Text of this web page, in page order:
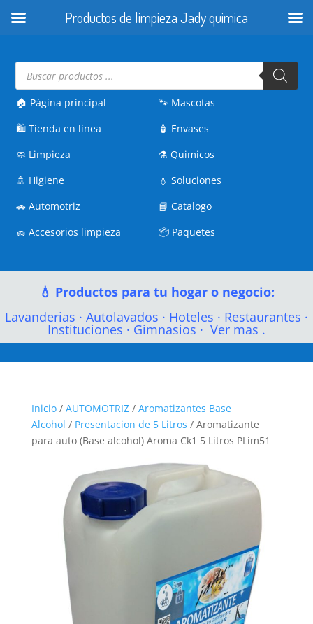
Búsqueda
productos
🏠 Página principal
🛍️Tienda en línea
🧼 Limpieza
🚿 Higiene
🚗Automotriz
🧽Accesorios limpieza
🐾 Mascotas
🧴 Envases
⚗️Quimicos
💧Soluciones
📘Catalogo
📦 Paquetes
💧 Productos para tu hogar o negocio:
Lavanderias · Autolavados · Hoteles · Restaurantes ·
Instituciones · Gimnasios · Ver mas .
Inicio/ AUTOMOTRIZ/ Aromatizantes Base
Alcohol / Presentacion de 5 Litros / Aromatizante
para auto (Base alcohol) Aroma Ck1 5 Litros PLim51
Productos de limpieza Jady quimica